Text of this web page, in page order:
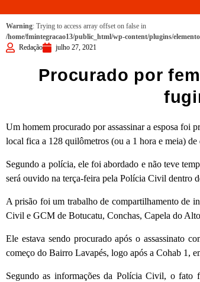
Warning: Trying to access array offset on false in
/home/fmintegracao13/public_html/wp-content/plugins/
Redação
julho 27, 2021
Procurado por
Um homem procurado por assassinar a esposa foi
local fica a 128 quilômetros (ou a 1 hora e meia) de
Segundo a polícia, ele foi abordado e não teve
será ouvido na terça-feira pela Polícia Civil dentro
A prisão foi um trabalho de compartilhamento de
Civil e GCM de Botucatu, Conchas, Capela do
Ele estava sendo procurado após o assassinato
começo do Bairro Lavapés, logo após a Cohab 1,
Segundo as informações da Polícia Civil, o fato